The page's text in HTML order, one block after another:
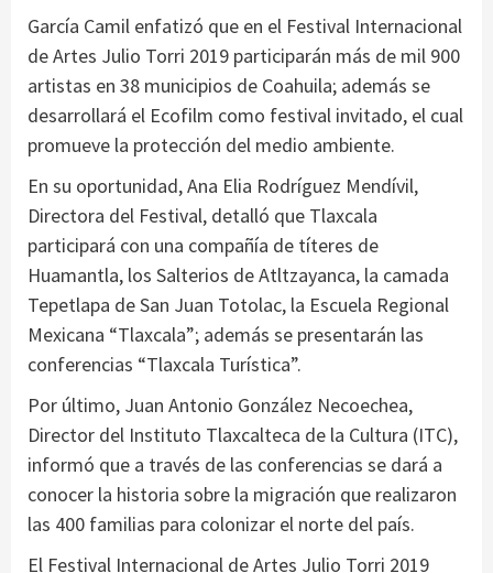
García Camil enfatizó que en el Festival Internacional
de Artes Julio Torri 2019 participarán más de mil 900
artistas en 38 municipios de Coahuila; además se
desarrollará el Ecofilm como festival invitado, el cual
promueve la protección del medio ambiente.
En su oportunidad, Ana Elia Rodríguez Mendívil,
Directora del Festival, detalló que Tlaxcala
participará con una compañía de títeres de
Huamantla, los Salterios de Atltzayanca, la camada
Tepetlapa de San Juan Totolac, la Escuela Regional
Mexicana “Tlaxcala”; además se presentarán las
conferencias “Tlaxcala Turística”.
Por último, Juan Antonio González Necoechea,
Director del Instituto Tlaxcalteca de la Cultura (ITC),
informó que a través de las conferencias se dará a
conocer la historia sobre la migración que realizaron
las 400 familias para colonizar el norte del país.
El Festival Internacional de Artes Julio Torri 2019